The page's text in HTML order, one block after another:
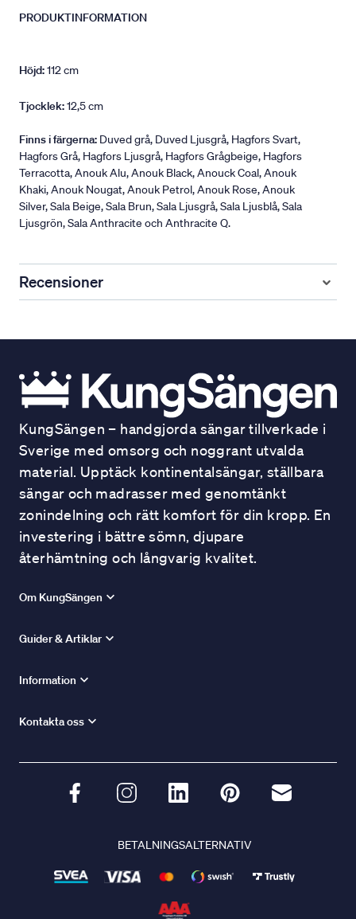
PRODUKTINFORMATION
Höjd:112 cm
Tjocklek:12,5 cm
Finns i färgerna: Duved grå, Duved Ljusgrå, Hagfors Svart,
Hagfors Grå, Hagfors Ljusgrå, Hagfors Grågbeige, Hagfors
Terracotta, Anouk Alu, Anouk Black, Anouck Coal, Anouk
Khaki, Anouk Nougat, Anouk Petrol, Anouk Rose, Anouk
Silver, Sala Beige, Sala Brun, Sala Ljusgrå, Sala Ljusblå, Sala
Ljusgrön, Sala Anthracite och Anthracite Q.
Recensioner
KungSängen – handgjorda sängar tillverkade i
Sverige med omsorg och noggrant utvalda
material. Upptäck kontinentalsängar, ställbara
sängar och madrasser med genomtänkt
zonindelning och rätt komfort för din kropp. En
investering i bättre sömn, djupare
återhämtning och långvarig kvalitet.
Om KungSängen
Guider & Artiklar
Information
Kontakta oss
BETALNINGSALTERNATIV